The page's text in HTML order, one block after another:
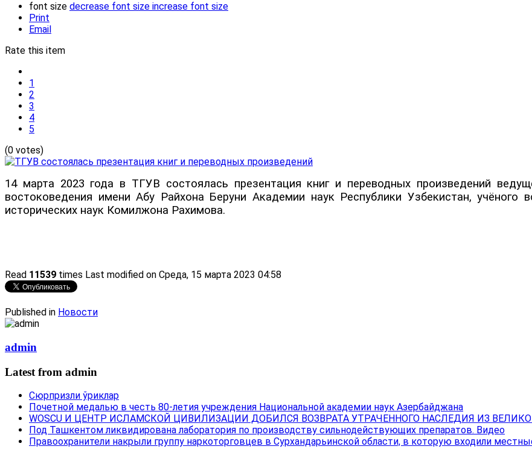
font size decrease font size increase font size
Print
Email
Rate this item
1
2
3
4
5
(0 votes)
14 марта 2023 года в ТГУВ состоялась презентация книг и переводных произведений
востоковедения имени Абу Райхона Беруни Академии наук Республики Узбекистан, учёного
исторических наук Комилжона Рахимова.
Read 11539 times Last modified on Среда, 15 марта 2023 04:58
Published in Новости
admin
Latest from admin
Сюрпризли ўриклар
Почетной медалью в честь 80-летия учреждения Национальной академии наук Азербайджана
WOSCU И ЦЕНТР ИСЛАМСКОЙ ЦИВИЛИЗАЦИИ ДОБИЛСЯ ВОЗВРАТА УТРАЧЕННОГО НАСЛЕДИЯ ИЗ
Под Ташкентом ликвидирована лаборатория по производству сильнодействующих препаратов. Видео
Правоохранители накрыли группу наркоторговцев в Сурхандарьинской области, в которую входили